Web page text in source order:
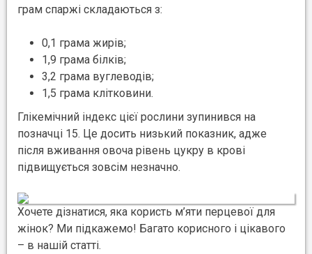
грам спаржі складаються з:
0,1 грама жирів;
1,9 грама білків;
3,2 грама вуглеводів;
1,5 грама клітковини.
Глікемічний індекс цієї рослини зупинився на
позначці 15. Це досить низький показник, адже
після вживання овоча рівень цукру в крові
підвищується зовсім незначно.
Хочете дізнатися, яка користь м’яти перцевої для
жінок? Ми підкажемо! Багато корисного і цікавого
– в нашій статті.